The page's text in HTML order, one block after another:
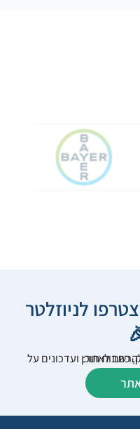
לניוזלטר
וובינרים וכנסים – נא להרשם לאתר: